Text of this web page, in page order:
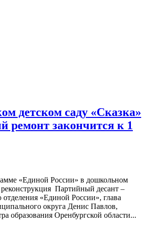
детском саду «Сказка»
ремонт закончится к 1
«Единой России» в дошкольном
Партийный десант –
отделения «Единой России», глава
округа Денис Павлов,
образования Оренбургской области...